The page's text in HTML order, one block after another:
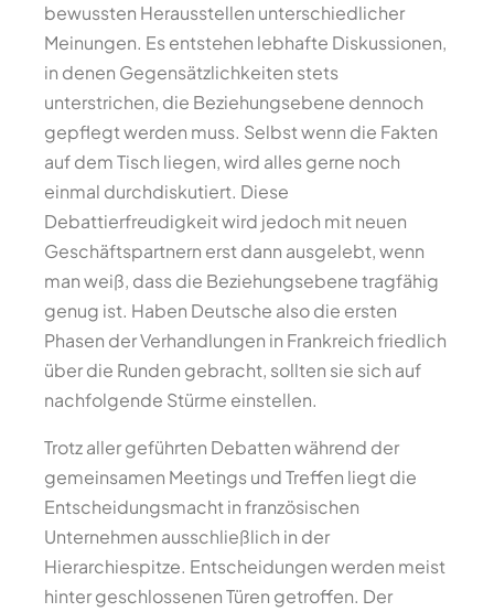
bewussten Herausstellen unterschiedlicher
Meinungen. Es entstehen lebhafte Diskussionen,
in denen Gegensätzlichkeiten stets
unterstrichen, die Beziehungsebene dennoch
gepflegt werden muss. Selbst wenn die Fakten
auf dem Tisch liegen, wird alles gerne noch
einmal durchdiskutiert. Diese
Debattierfreudigkeit wird jedoch mit neuen
Geschäftspartnern erst dann ausgelebt, wenn
man weiß, dass die Beziehungsebene tragfähig
genug ist. Haben Deutsche also die ersten
Phasen der Verhandlungen in Frankreich friedlich
über die Runden gebracht, sollten sie sich auf
nachfolgende Stürme einstellen.
Trotz aller geführten Debatten während der
gemeinsamen Meetings und Treffen liegt die
Entscheidungsmacht in französischen
Unternehmen ausschließlich in der
Hierarchiespitze. Entscheidungen werden meist
hinter geschlossenen Türen getroffen. Der